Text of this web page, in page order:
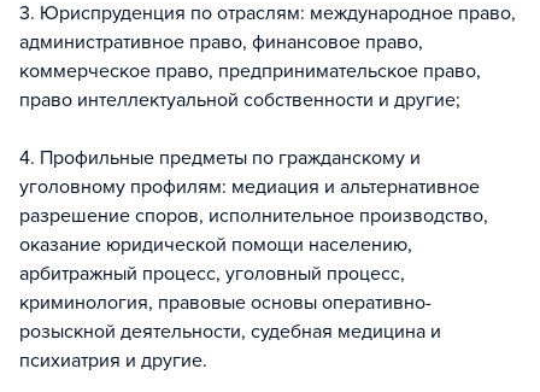
3. Юриспруденция по отраслям: международное право,
административное право, финансовое право,
коммерческое право, предпринимательское право,
право интеллектуальной собственности и другие;
4. Профильные предметы по гражданскому и
уголовному профилям: медиация и альтернативное
разрешение споров, исполнительное производство,
оказание юридической помощи населению,
арбитражный процесс, уголовный процесс,
криминология, правовые основы оперативно-
розыскной деятельности, судебная медицина и
психиатрия и другие.